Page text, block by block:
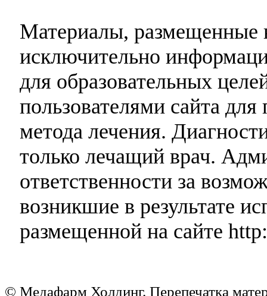
Материалы, размещенные
исключительно
для образовательных
пользователями сайта
метода лечения.
только лечащий врач.
ответственности за
возникшие в результате
размещенной на сайте
© Медафарм Холдинг. Перепечатка